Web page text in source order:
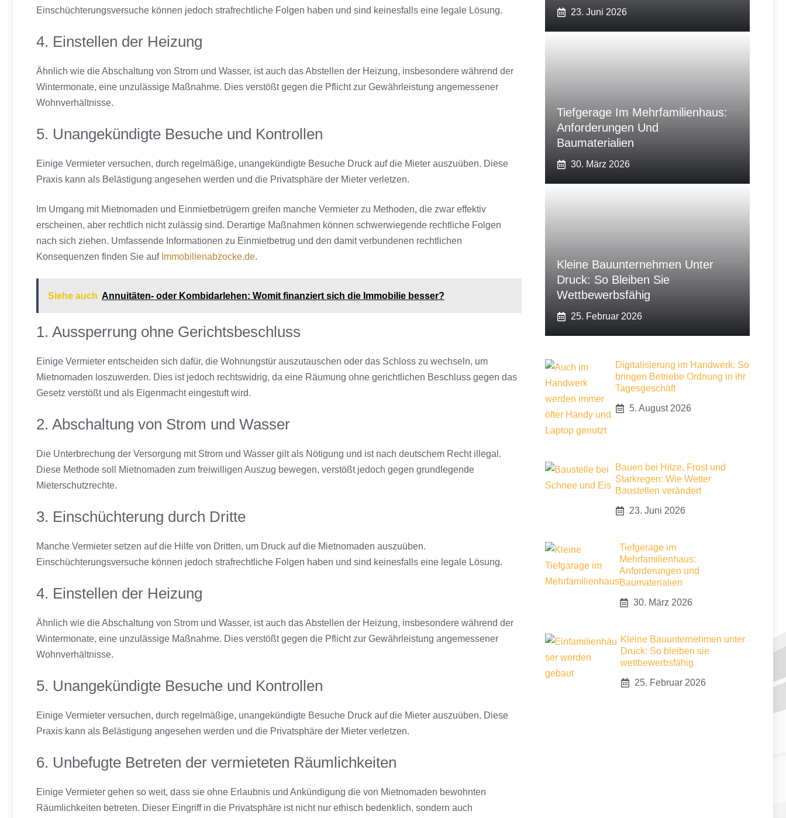
Einschüchterungsversuche können jedoch strafrechtliche Folgen haben und sind keinesfalls eine legale Lösung.
4. Einstellen der Heizung
Ähnlich wie die Abschaltung von Strom und Wasser, ist auch das Abstellen der Heizung, insbesondere während der
Wintermonate, eine unzulässige Maßnahme. Dies verstößt gegen die Pflicht zur Gewährleistung angemessener
Wohnverhältnisse.
5. Unangekündigte Besuche und Kontrollen
Einige Vermieter versuchen, durch regelmäßige, unangekündigte Besuche Druck auf die Mieter auszuüben. Diese
Praxis kann als Belästigung angesehen werden und die Privatsphäre der Mieter verletzen.
Im Umgang mit Mietnomaden und Einmietbetrügern greifen manche Vermieter zu Methoden, die zwar effektiv
erscheinen, aber rechtlich nicht zulässig sind. Derartige Maßnahmen können schwerwiegende rechtliche Folgen
nach sich ziehen. Umfassende Informationen zu Einmietbetrug und den damit verbundenen rechtlichen
Konsequenzen finden Sie auf Immobilienabzocke.de.
Siehe auch Annuitäten- oder Kombidarlehen: Womit finanziert sich die Immobilie besser?
1. Aussperrung ohne Gerichtsbeschluss
Einige Vermieter entscheiden sich dafür, die Wohnungstür auszutauschen oder das Schloss zu wechseln, um
Mietnomaden loszuwerden. Dies ist jedoch rechtswidrig, da eine Räumung ohne gerichtlichen Beschluss gegen das
Gesetz verstößt und als Eigenmacht eingestuft wird.
2. Abschaltung von Strom und Wasser
Die Unterbrechung der Versorgung mit Strom und Wasser gilt als Nötigung und ist nach deutschem Recht illegal.
Diese Methode soll Mietnomaden zum freiwilligen Auszug bewegen, verstößt jedoch gegen grundlegende
Mieterschutzrechte.
3. Einschüchterung durch Dritte
Manche Vermieter setzen auf die Hilfe von Dritten, um Druck auf die Mietnomaden auszuüben.
Einschüchterungsversuche können jedoch strafrechtliche Folgen haben und sind keinesfalls eine legale Lösung.
4. Einstellen der Heizung
Ähnlich wie die Abschaltung von Strom und Wasser, ist auch das Abstellen der Heizung, insbesondere während der
Wintermonate, eine unzulässige Maßnahme. Dies verstößt gegen die Pflicht zur Gewährleistung angemessener
Wohnverhältnisse.
5. Unangekündigte Besuche und Kontrollen
Einige Vermieter versuchen, durch regelmäßige, unangekündigte Besuche Druck auf die Mieter auszuüben. Diese
Praxis kann als Belästigung angesehen werden und die Privatsphäre der Mieter verletzen.
6. Unbefugte Betreten der vermieteten Räumlichkeiten
Einige Vermieter gehen so weit, dass sie ohne Erlaubnis und Ankündigung die von Mietnomaden bewohnten
Räumlichkeiten betreten. Dieser Eingriff in die Privatsphäre ist nicht nur ethisch bedenklich, sondern auch
23. Juni 2026
Tiefgerage Im Mehrfamilienhaus:
Anforderungen Und
Baumaterialien
30. März 2026
Kleine Bauunternehmen Unter
Druck: So Bleiben Sie
Wettbewerbsfähig
25. Februar 2026
Digitalisierung im Handwerk: So
bringen Betriebe Ordnung in ihr
Tagesgeschäft
5. August 2026
Bauen bei Hitze, Frost und
Starkregen: Wie Wetter
Baustellen verändert
23. Juni 2026
Tiefgerage im
Mehrfamilienhaus:
Anforderungen und
Baumaterialien
30. März 2026
Kleine Bauunternehmen unter
Druck: So bleiben sie
wettbewerbsfähig
25. Februar 2026